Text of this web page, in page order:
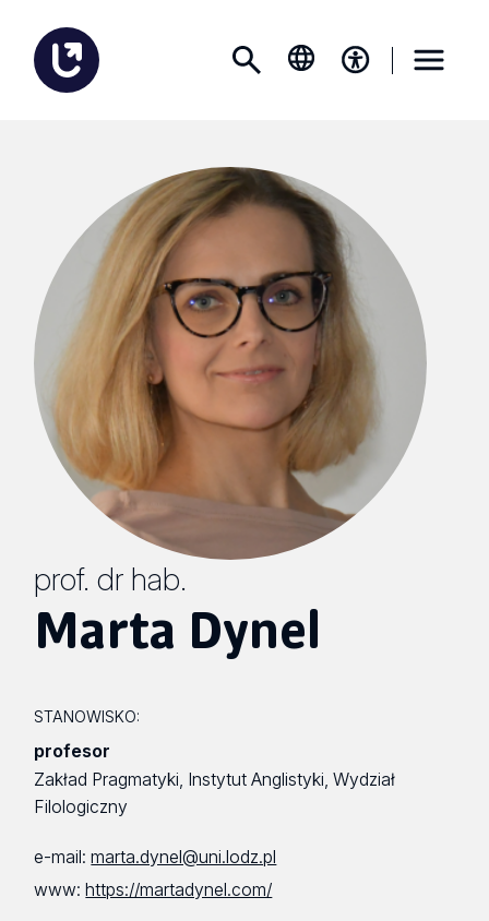
prof. dr hab.
Marta Dynel
STANOWISKO:
profesor
Zakład Pragmatyki, Instytut Anglistyki, Wydział
Filologiczny
e-mail:marta.dynel@uni.lodz.pl
www:https://martadynel.com/